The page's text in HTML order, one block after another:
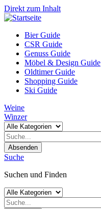
Direkt zum Inhalt
Bier Guide
CSR Guide
Genuss Guide
Möbel & Design Guide
Oldtimer Guide
Shopping Guide
Ski Guide
Weine
Winzer
Absenden
Suche
Suchen und Finden